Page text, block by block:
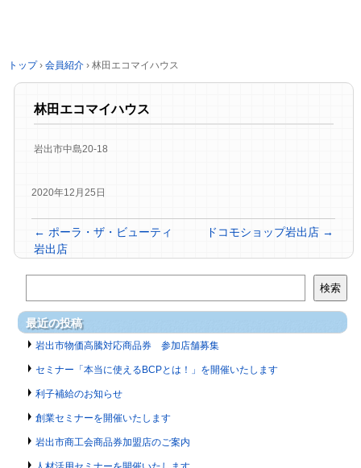
トップ › 会員紹介 › 林田エコマイハウス
林田エコマイハウス
岩出市中島20-18
2020年12月25日
← ポーラ・ザ・ビューティ
岩出店
ドコモショップ岩出店 →
検索
最近の投稿
岩出市物価高騰対応商品券 参加店舗募集
セミナー「本当に使えるBCPとは！」を開催いたします
利子補給のお知らせ
創業セミナーを開催いたします
岩出市商工会商品券加盟店のご案内